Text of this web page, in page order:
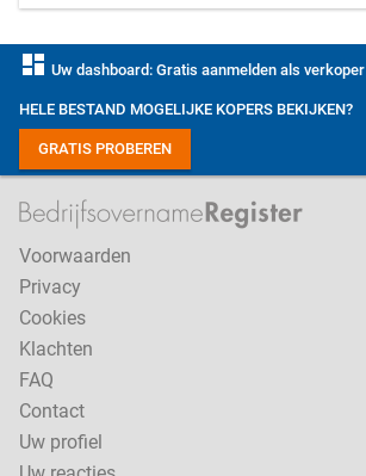
dashboard Uw dashboard: Gratis aanmelden als verkoper
HELE BESTAND MOGELIJKE KOPERS BEKIJKEN?
GRATIS PROBEREN
Voorwaarden
Privacy
Cookies
Klachten
FAQ
Contact
Uw profiel